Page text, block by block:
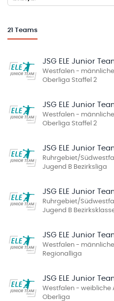
21 Teams
JSG ELE Junior
Westfalen -
Oberliga Staffel 2
JSG ELE Junior
Westfalen -
Oberliga Staffel 2
JSG ELE Junior
Ruhrgebiet/
Jugend B Bezirksliga
JSG ELE Junior
Ruhrgebiet/
Jugend B
JSG ELE Junior
Westfalen -
Regionalliga
JSG ELE Junior
Westfalen - weibliche
Oberliga